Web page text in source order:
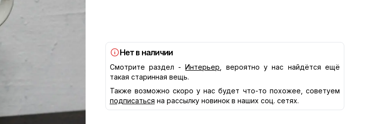
Нет в наличии
Смотрите раздел - Интерьер , вероятно у нас найдётся ещё
такая старинная вещь.
Также возможно скоро у нас будет что-то похожее, советуем
подписаться на рассылку новинок в наших соц. сетях.